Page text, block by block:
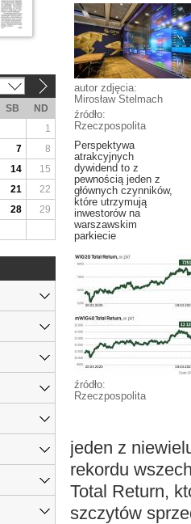
autor zdjęcia:
Mirosław Stelmach
źródło:
Rzeczpospolita
Perspektywa
atrakcyjnych
dywidend to z
pewnością jeden z
głównych czynników,
które utrzymują
inwestorów na
warszawskim
parkiecie
źródło:
Rzeczpospolita
jeden z
rekordu
Total Return,
szczytów
SB
ND
1
7
8
14
15
21
22
28
29